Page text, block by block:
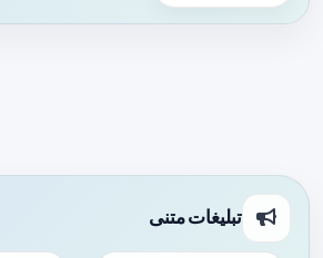
تبلیغات متنی